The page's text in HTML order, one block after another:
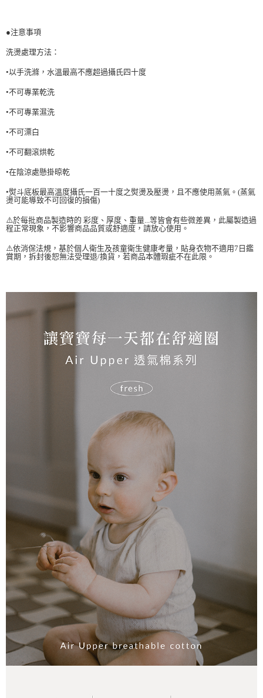
●注意事項
洗燙處理方法：
•以手洗滌，水溫最高不應超過攝氏四十度
•不可專業乾洗
•不可專業濕洗
•不可漂白
•不可翻滾烘乾
•在陰涼處懸掛晾乾
•熨斗底板最高溫度攝氏一百一十度之熨燙及壓燙，且不應使用蒸氣。(蒸氣
燙可能導致不可回復的損傷)
⚠️於每批商品製造時的 彩度、厚度、重量...等皆會有些微差異，此屬製造過
程正常現象，不影響商品品質或舒適度，請放心使用。
⚠️依消保法規，基於個人衛生及孩童衛生健康考量，貼身衣物不適用7日鑑
賞期，拆封後恕無法受理退/換貨，若商品本體瑕疵不在此限。